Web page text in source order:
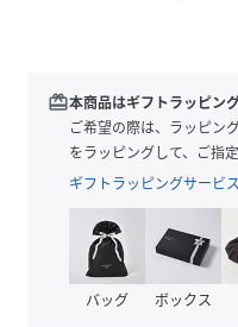
■素材
・40/2天竺を使用
・汗染みが目立たない特
/ 制菌加工（菌の抑制＆消
・衣服内の温度上昇を緩
・洗濯機使用可
redeem本商品はギフトラッピン
ご希望の際は、ラッピン
をラッピングして、ご指
ギフトラッピングサービ
バッグ ボックス